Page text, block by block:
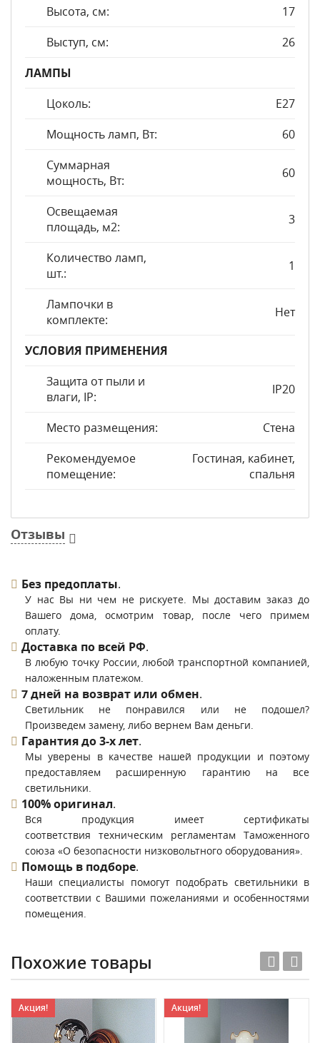
Высота, см:
17
Выступ, см:
26
ЛАМПЫ
Цоколь:
E27
Мощность ламп, Вт:
60
Суммарная
мощность, Вт:
60
Освещаемая
площадь, м2:
3
Количество ламп,
шт.:
1
Лампочки в
комплекте:
Нет
УСЛОВИЯ ПРИМЕНЕНИЯ
Защита от пыли и
влаги, IP:
IP20
Место размещения:
Стена
Рекомендуемое
помещение:
Гостиная, кабинет,
спальня
Отзывы
Без предоплаты.
У нас Вы ни чем не рискуете. Мы доставим заказ до
Вашего дома, осмотрим товар, после чего примем
оплату.
Доставка по всей РФ.
В любую точку России, любой транспортной компанией,
наложенным платежом.
7 дней на возврат или обмен.
Светильник не понравился или не подошел?
Произведем замену, либо вернем Вам деньги.
Гарантия до 3-х лет.
Мы уверены в качестве нашей продукции и поэтому
предоставляем расширенную гарантию на все
светильники.
100% оригинал.
Вся продукция имеет сертификаты
соответствия техническим регламентам Таможенного
союза «О безопасности низковольтного оборудования».
Помощь в подборе.
Наши специалисты помогут подобрать светильники в
соответствии с Вашими пожеланиями и особенностями
помещения.
Похожие товары
Акция! Акция!